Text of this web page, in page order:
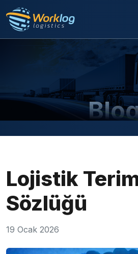
Lojistik
Sözlüğü
19 Ocak 2026